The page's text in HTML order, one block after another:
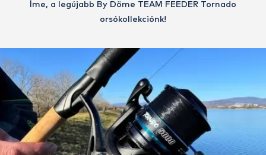
Íme, a legújabb By Döme TEAM FEEDER Tornado
orsókollekciónk!